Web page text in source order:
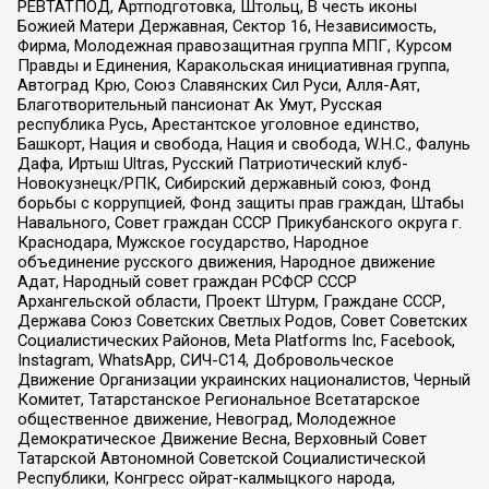
РЕВТАТПОД, Артподготовка, Штольц, В честь иконы
Божией Матери Державная, Сектор 16, Независимость,
Фирма, Молодежная правозащитная группа МПГ, Курсом
Правды и Единения, Каракольская инициативная группа,
Автоград Крю, Союз Славянских Сил Руси, Алля-Аят,
Благотворительный пансионат Ак Умут, Русская
республика Русь, Арестантское уголовное единство,
Башкорт, Нация и свобода, Нация и свобода, W.H.С., Фалунь
Дафа, Иртыш Ultras, Русский Патриотический клуб-
Новокузнецк/РПК, Сибирский державный союз, Фонд
борьбы с коррупцией, Фонд защиты прав граждан, Штабы
Навального, Совет граждан СССР Прикубанского округа г.
Краснодара, Мужское государство, Народное
объединение русского движения, Народное движение
Адат, Народный совет граждан РСФСР СССР
Архангельской области, Проект Штурм, Граждане СССР,
Держава Союз Советских Светлых Родов, Совет Советских
Социалистических Районов, Meta Platforms Inc, Facebook,
Instagram, WhatsApp, СИЧ-С14, Добровольческое
Движение Организации украинских националистов, Черный
Комитет, Татарстанское Региональное Всетатарское
общественное движение, Невоград, Молодежное
Демократическое Движение Весна, Верховный Совет
Татарской Автономной Советской Социалистической
Республики, Конгресс ойрат-калмыцкого народа,